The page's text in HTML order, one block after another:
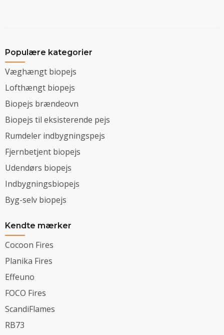
Populære kategorier
Væghængt biopejs
Lofthængt biopejs
Biopejs brændeovn
Biopejs til eksisterende pejs
Rumdeler indbygningspejs
Fjernbetjent biopejs
Udendørs biopejs
Indbygningsbiopejs
Byg-selv biopejs
Kendte mærker
Cocoon Fires
Planika Fires
Effeuno
FOCO Fires
ScandiFlames
RB73